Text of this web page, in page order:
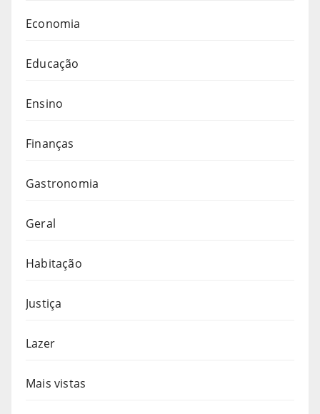
Economia
Educação
Ensino
Finanças
Gastronomia
Geral
Habitação
Justiça
Lazer
Mais vistas